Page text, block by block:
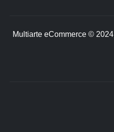
Multiarte eCommerce © 2024 |